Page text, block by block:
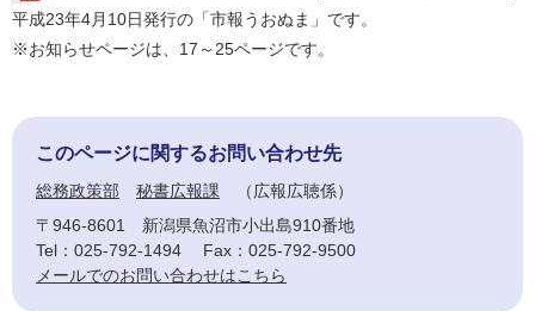
平成23年4月10日発行の「市報うおぬま」です。
※お知らせページは、17～25ページです。
このページに関するお問い合わせ先
総務政策部 秘書広報課
広報広聴係
〒946-8601
新潟県魚沼市小出島910番地
Tel：025-792-1494
Fax：025-792-9500
メールでのお問い合わせはこちら